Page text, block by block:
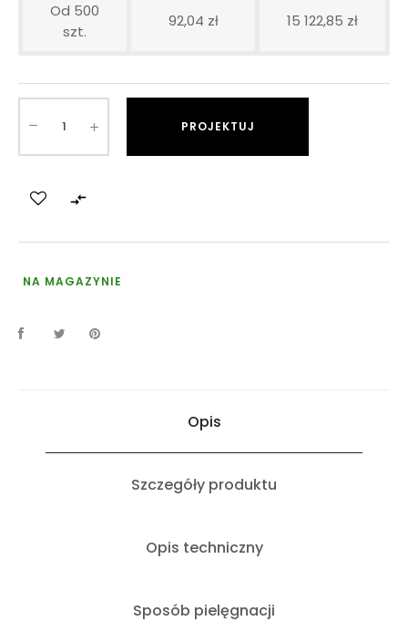
Od 500
szt.
92,04 zł 15 122,85 zł
PROJEKTUJ

NA MAGAZYNIE
Opis
Szczegóły produktu
Opis techniczny
Sposób pielęgnacji